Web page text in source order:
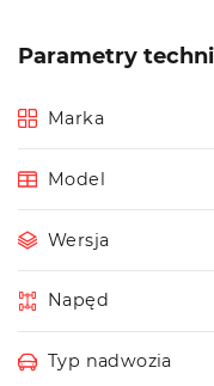
Parametry
Marka
Model
Wersja
Napęd
Typ nadwozia